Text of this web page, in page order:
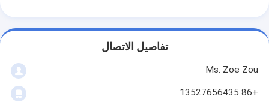
تفاصيل الاتصال
Ms. Zoe Zou
+86 13527656435